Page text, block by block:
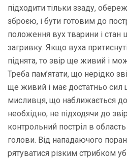
підходити тільки ззаду,
зброєю, і бути готовим до
положення вух тварини і стан
загривку. Якщо вуха
піднята, то звір ще живий і
Треба пам’ятати, що нерідко
ще живий і має достатньо сил
мисливця, що наближається
необхідно, не підходячи до
контрольний постріл в
голови. Від нападаючого
рятуватися різким стрибком